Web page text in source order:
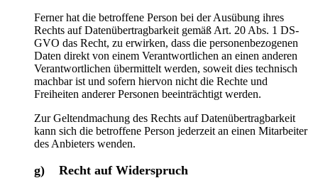
Ferner hat die betroffene Person bei der Ausübung ihres
Rechts auf Datenübertragbarkeit gemäß Art. 20 Abs. 1 DS-
GVO das Recht, zu erwirken, dass die personenbezogenen
Daten direkt von einem Verantwortlichen an einen anderen
Verantwortlichen übermittelt werden, soweit dies technisch
machbar ist und sofern hiervon nicht die Rechte und
Freiheiten anderer Personen beeinträchtigt werden.
Zur Geltendmachung des Rechts auf Datenübertragbarkeit
kann sich die betroffene Person jederzeit an einen Mitarbeiter
des Anbieters wenden.
g) Recht auf Widerspruch